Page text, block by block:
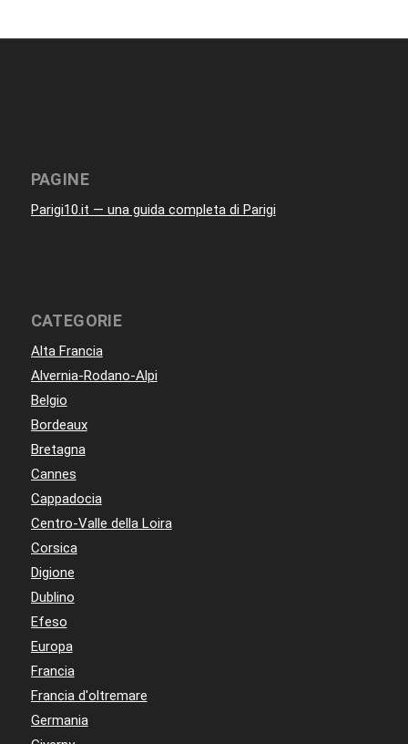
PAGINE
Parigi10.it — una guida completa di Parigi
CATEGORIE
Alta Francia
Alvernia-Rodano-Alpi
Belgio
Bordeaux
Bretagna
Cannes
Cappadocia
Centro-Valle della Loira
Corsica
Digione
Dublino
Efeso
Europa
Francia
Francia d'oltremare
Germania